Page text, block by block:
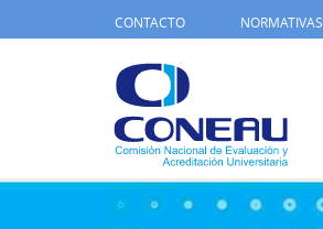
CONTACTO NORMATIVAS